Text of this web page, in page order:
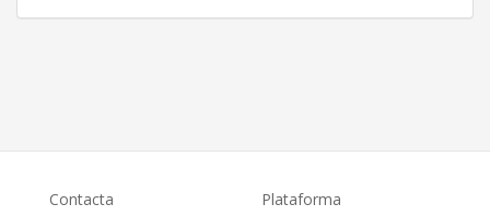
Contacta Plataforma